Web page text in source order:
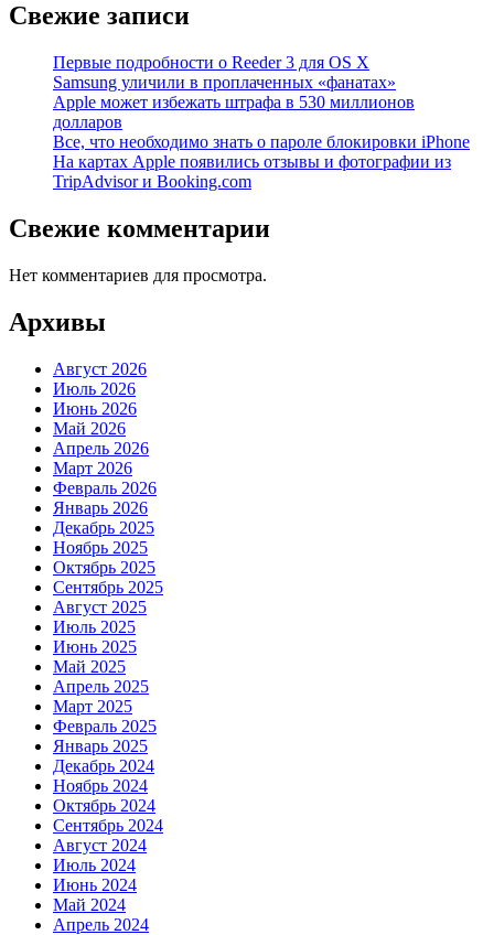
Свежие записи
Первые подробности о Reeder 3 для OS X
Samsung уличили в проплаченных «фанатах»
Apple может избежать штрафа в 530 миллионов
долларов
Все, что необходимо знать о пароле блокировки iPhone
На картах Apple появились отзывы и фотографии из
TripAdvisor и Booking.com
Свежие комментарии
Нет комментариев для просмотра.
Архивы
Август 2026
Июль 2026
Июнь 2026
Май 2026
Апрель 2026
Март 2026
Февраль 2026
Январь 2026
Декабрь 2025
Ноябрь 2025
Октябрь 2025
Сентябрь 2025
Август 2025
Июль 2025
Июнь 2025
Май 2025
Апрель 2025
Март 2025
Февраль 2025
Январь 2025
Декабрь 2024
Ноябрь 2024
Октябрь 2024
Сентябрь 2024
Август 2024
Июль 2024
Июнь 2024
Май 2024
Апрель 2024